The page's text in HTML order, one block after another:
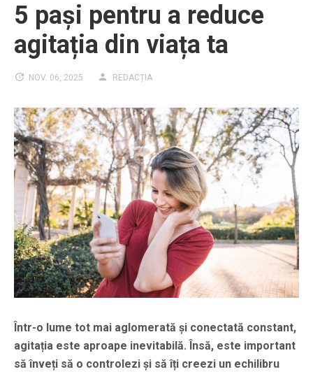
5 pași pentru a reduce
agitația din viața ta
NOV. 06, 2025 REDACȚIA
Într-o lume tot mai aglomerată și conectată constant,
agitația este aproape inevitabilă. Însă, este important
să înveți să o controlezi și să îți creezi un echilibru